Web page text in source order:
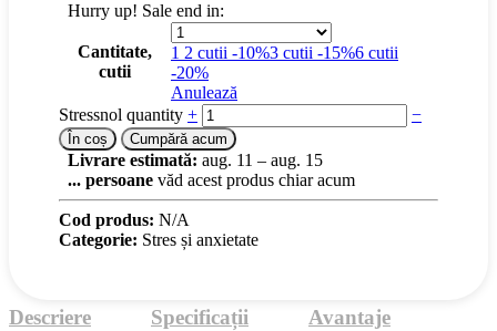
Hurry up! Sale end in:
Cantitate,
cutii
1 2 cutii -10%3 cutii -15%6 cutii
-20%
Anulează
Stressnol quantity + −
În coș Cumpără acum
Livrare estimată: aug. 11 – aug. 15
... persoane văd acest produs chiar acum
Cod produs: N/A
Categorie: Stres și anxietate
Descriere Specificații
Avantaje